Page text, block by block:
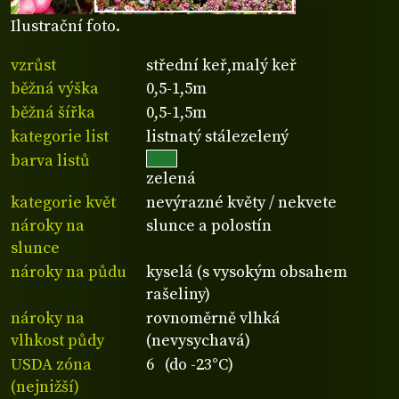
Ilustrační foto.
vzrůst
střední keř,malý keř
běžná výška
0,5-1,5m
běžná šířka
0,5-1,5m
kategorie list
listnatý stálezelený
barva listů
zelená
kategorie květ
nevýrazné květy / nekvete
nároky na
slunce
slunce a polostín
nároky na půdu
kyselá (s vysokým obsahem
rašeliny)
nároky na
vlhkost půdy
rovnoměrně vlhká
(nevysychavá)
USDA zóna
(nejnižší)
6 (do -23°C)